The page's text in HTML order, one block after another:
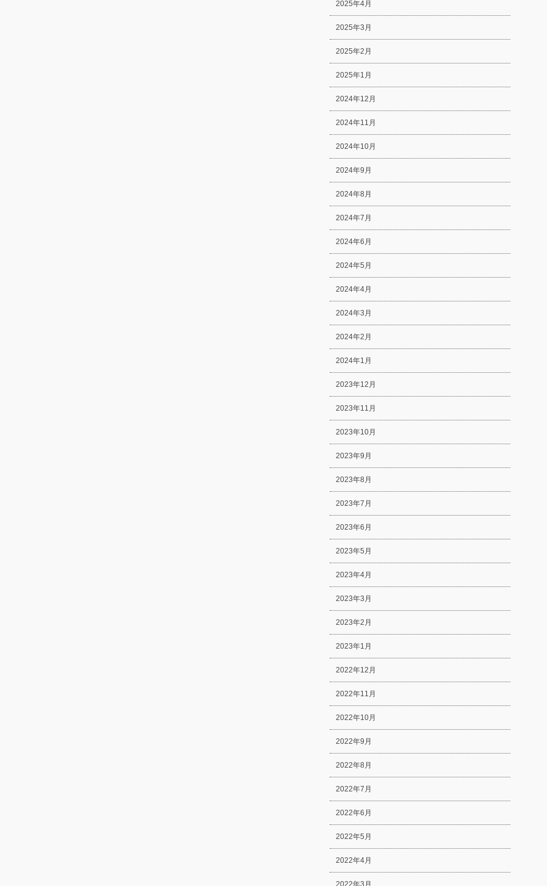
2025年4月
2025年3月
2025年2月
2025年1月
2024年12月
2024年11月
2024年10月
2024年9月
2024年8月
2024年7月
2024年6月
2024年5月
2024年4月
2024年3月
2024年2月
2024年1月
2023年12月
2023年11月
2023年10月
2023年9月
2023年8月
2023年7月
2023年6月
2023年5月
2023年4月
2023年3月
2023年2月
2023年1月
2022年12月
2022年11月
2022年10月
2022年9月
2022年8月
2022年7月
2022年6月
2022年5月
2022年4月
2022年3月